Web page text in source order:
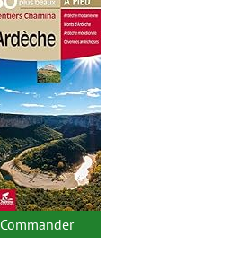
Commander